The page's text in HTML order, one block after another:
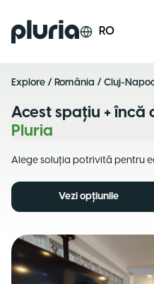
Logo Pluria RO
Explore / România / Cluj-
Acest spațiu + încă
Pluria
Alege soluția potrivită pentru
Vezi opțiunile